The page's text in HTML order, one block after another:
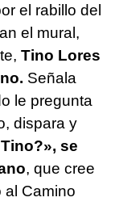
el rabillo del
el mural,
Tino Lores
Señala
le pregunta
dispara y
, se
, que cree
al Camino